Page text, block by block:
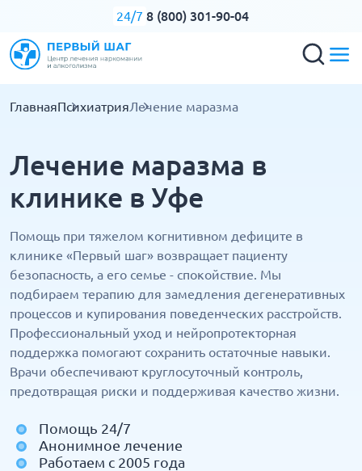
24/7 8 (800) 301-90-04
ГлавнаяПсихиатрияЛечение маразма
Лечение маразма в
клинике в Уфе
Помощь при тяжелом когнитивном дефиците в
клинике «Первый шаг» возвращает пациенту
безопасность, а его семье - спокойствие. Мы
подбираем терапию для замедления дегенеративных
процессов и купирования поведенческих расстройств.
Профессиональный уход и нейропротекторная
поддержка помогают сохранить остаточные навыки.
Врачи обеспечивают круглосуточный контроль,
предотвращая риски и поддерживая качество жизни.
Помощь 24/7
Анонимное лечение
Работаем с 2005 года